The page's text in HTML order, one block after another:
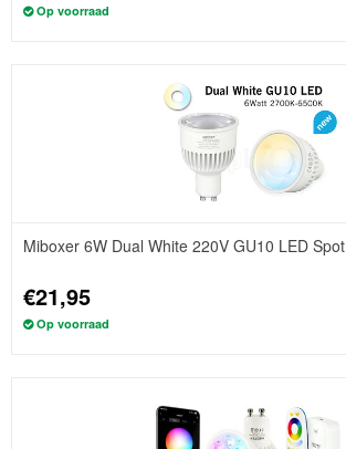
Op voorraad
Miboxer 6W Dual White 220V GU10 LED Spot
€21,95
Op voorraad